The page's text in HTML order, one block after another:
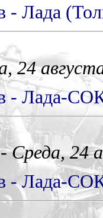
- Лада
24
- Лада-
-Среда, 24
- Лада-